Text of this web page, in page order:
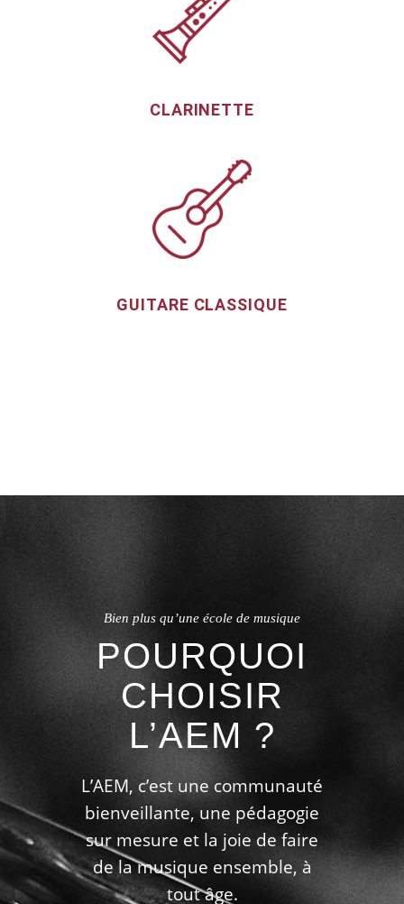
CLARINETTE
GUITARE CLASSIQUE
Bien plus qu’une école de musique
POURQUOI
CHOISIR
L’AEM ?
L’AEM, c’est une communauté
bienveillante, une pédagogie
sur mesure et la joie de faire
de la musique ensemble, à
tout âge.